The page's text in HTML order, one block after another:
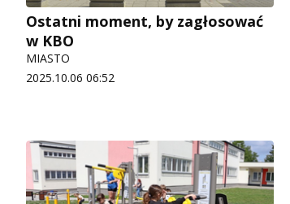
Ostatni moment, by zagłosować
w KBO
MIASTO
2025.10.06 06:52